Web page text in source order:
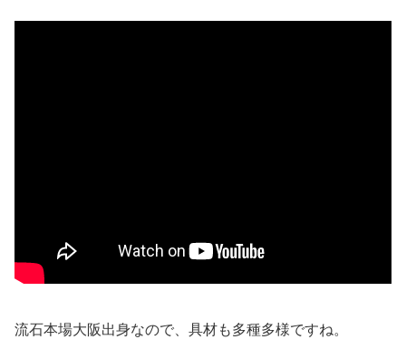
流石本場大阪出身なので、具材も多種多様ですね。